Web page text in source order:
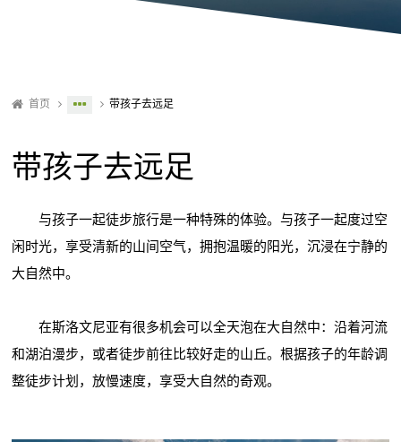
首页 带孩子去远足
带孩子去远足
与孩子一起徒步旅行是一种特殊的体验。与孩子一起度过空
闲时光，享受清新的山间空气，拥抱温暖的阳光，沉浸在宁静的
大自然中。
在斯洛文尼亚有很多机会可以全天泡在大自然中：沿着河流
和湖泊漫步，或者徒步前往比较好走的山丘。根据孩子的年龄调
整徒步计划，放慢速度，享受大自然的奇观。